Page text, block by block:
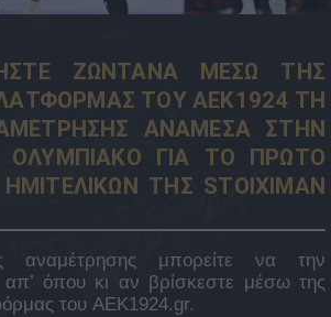
ΖΩΝΤΑΝΑ ΜΕΣΩ ΤΗΣ
ΤΟΥ AEK1924 ΤΗ
ΑΝΑΜΕΣΑ ΣΤΗΝ
ΓΙΑ ΤΟ ΠΡΩΤΟ
ΤΗΣ STOIXIMAN
αναμέτρησης μπορείτε να την
απ’ όπου κι αν βρίσκεστε μέσω της
του AEK1924.gr.